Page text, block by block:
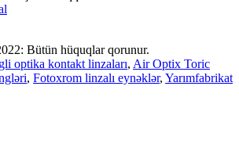
Bütün hüquqlar qorunur.
optika kontakt linzaları, Air Optix Toric
, Fotoxrom linzalı eynəklər, Yarımfabrikat